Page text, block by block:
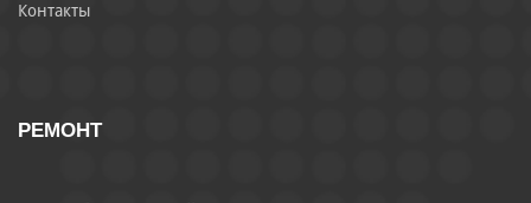
Контакты
РЕМОНТ